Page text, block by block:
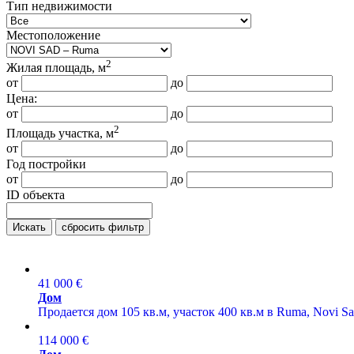
Тип недвижимости
Местоположение
Жилая площадь, м2
от
до
Цена:
от
до
Площадь участка, м2
от
до
Год постройки
от
до
ID объекта
Искать сбросить фильтр
41 000 €
Дом
Продается дом 105 кв.м, участок 400 кв.м в Ruma, Novi
114 000 €